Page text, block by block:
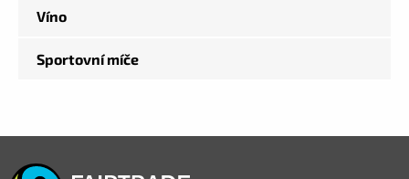
Víno
Sportovní míče